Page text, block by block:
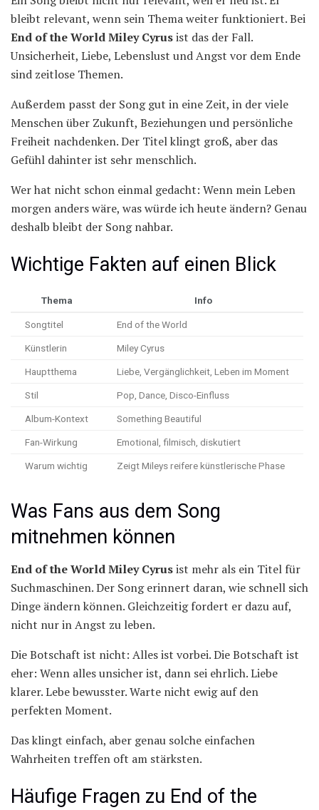
bleibt relevant, wenn sein Thema weiter funktioniert. Bei
End of the World Miley Cyrusist das der Fall.
Unsicherheit, Liebe, Lebenslust und Angst vor dem Ende
sind zeitlose Themen.
Außerdem passt der Song gut in eine Zeit, in der viele
Menschen über Zukunft, Beziehungen und persönliche
Freiheit nachdenken. Der Titel klingt groß, aber das
Gefühl dahinter ist sehr menschlich.
Wer hat nicht schon einmal gedacht: Wenn mein Leben
morgen anders wäre, was würde ich heute ändern? Genau
deshalb bleibt der Song nahbar.
Wichtige Fakten auf einen Blick
Thema Info
Songtitel End of the World
Künstlerin Miley Cyrus
Hauptthema Liebe, Vergänglichkeit, Leben im Moment
Stil Pop, Dance, Disco-Einfluss
Album-Kontext Something Beautiful
Fan-Wirkung Emotional, filmisch, diskutiert
Warum wichtig Zeigt Mileys reifere künstlerische Phase
Was Fans aus dem Song
mitnehmen können
End of the World Miley Cyrusist mehr als ein Titel für
Suchmaschinen. Der Song erinnert daran, wie schnell sich
Dinge ändern können. Gleichzeitig fordert er dazu auf,
nicht nur in Angst zu leben.
Die Botschaft ist nicht: Alles ist vorbei. Die Botschaft ist
eher: Wenn alles unsicher ist, dann sei ehrlich. Liebe
klarer. Lebe bewusster. Warte nicht ewig auf den
perfekten Moment.
Das klingt einfach, aber genau solche einfachen
Wahrheiten treffen oft am stärksten.
Häufige Fragen zu End of the